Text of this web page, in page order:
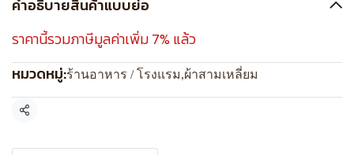
คำอธิบายสินค้าแบบย่อ
ราคานี้รวมภาษีมูลค่าเพิ่ม 7% แล้ว
หมวดหมู่:ร้านอาหาร / โรงแรม,ผ้าสามเหลี่ยม
แชร์